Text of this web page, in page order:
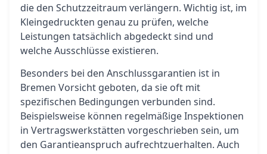
die den Schutzzeitraum verlängern. Wichtig ist, im
Kleingedruckten genau zu prüfen, welche
Leistungen tatsächlich abgedeckt sind und
welche Ausschlüsse existieren.
Besonders bei den Anschlussgarantien ist in
Bremen Vorsicht geboten, da sie oft mit
spezifischen Bedingungen verbunden sind.
Beispielsweise können regelmäßige Inspektionen
in Vertragswerkstätten vorgeschrieben sein, um
den Garantieanspruch aufrechtzuerhalten. Auch